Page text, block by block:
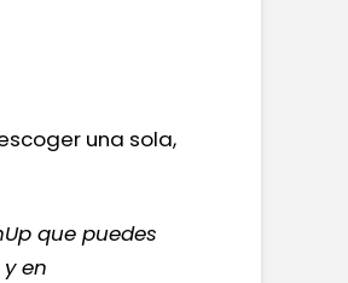
una sola,
que puedes
en